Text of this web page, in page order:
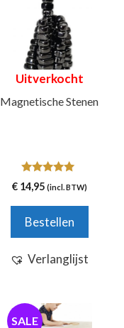
Uitverkocht
Magnetische Stenen
5.00
van 5
€14,95 (incl. BTW)
Bestellen
Verlanglijst
SALE